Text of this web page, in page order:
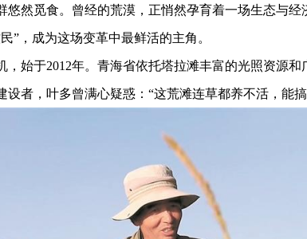
悠然觅食。曾经的荒漠，正悄然孕育着一场生态与经
”，成为这场变革中最鲜活的主角。
于2012年。青海省依托塔拉滩丰富的光照资源和
设者，叶多曾满心疑惑：“这荒滩连草都养不活，能